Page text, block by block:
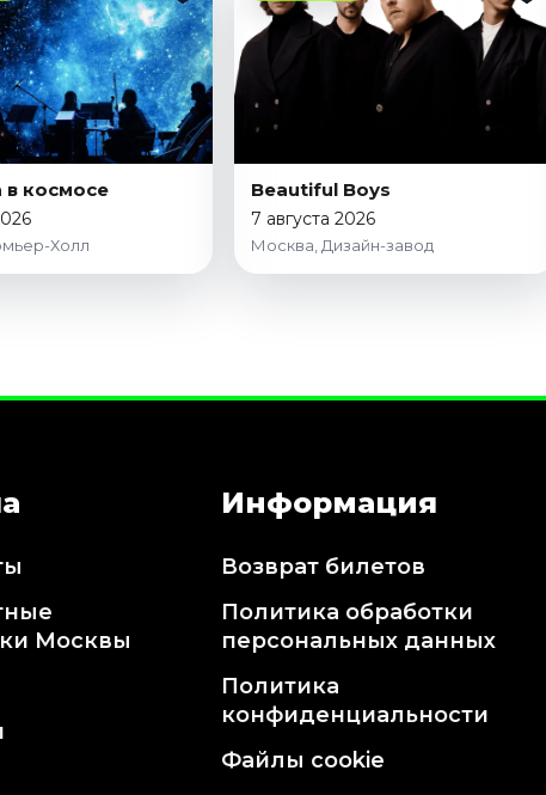
в космосе
Холл
Beautiful Boys
7 августа 2026
Москва, Дизайн-завод
Москвы
Информация
Возврат билетов
Политика обработки
персональных данных
Политика
конфиденциальности
Файлы cookie